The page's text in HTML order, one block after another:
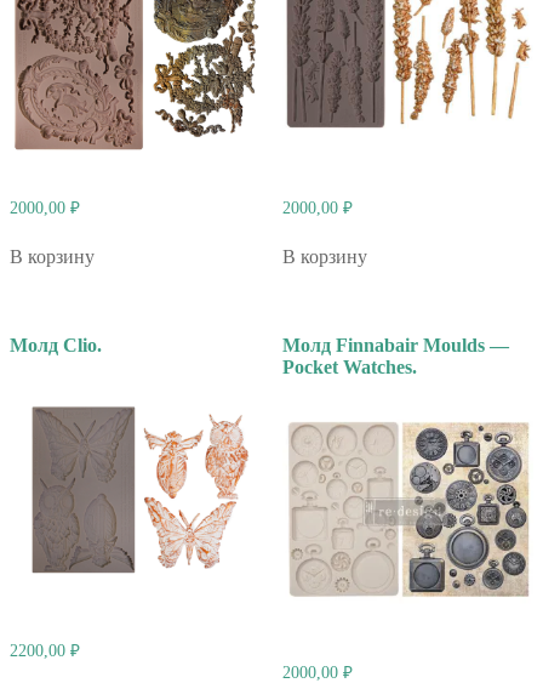
2000,00 ₽
В корзину
2000,00 ₽
В корзину
Молд Clio.
2200,00 ₽
Молд Finnabair Moulds —
Pocket Watches.
2000,00 ₽